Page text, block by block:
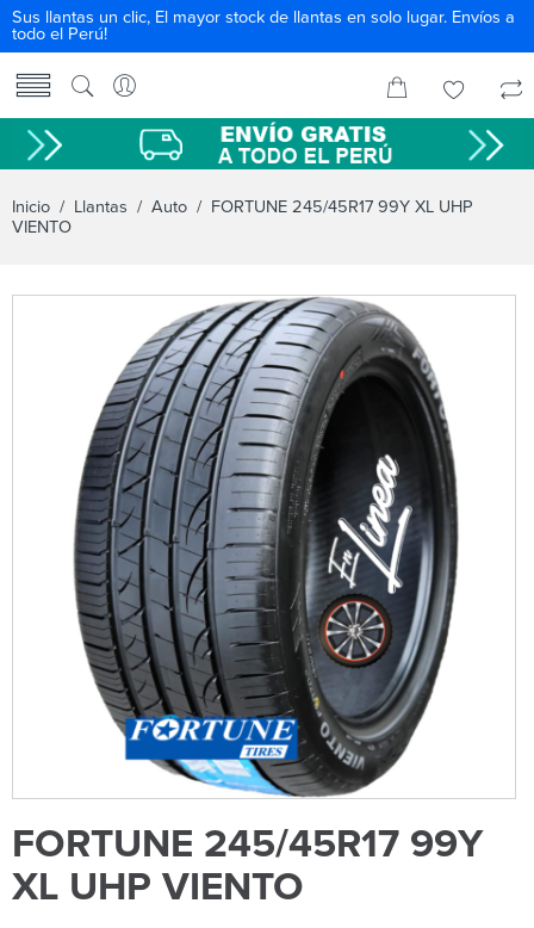
Sus llantas un clic, El mayor stock de llantas en solo lugar. Envíos a
todo el Perú!
Inicio / Llantas / Auto / FORTUNE 245/45R17 99Y XL UHP
VIENTO
FORTUNE 245/45R17 99Y
XL UHP VIENTO